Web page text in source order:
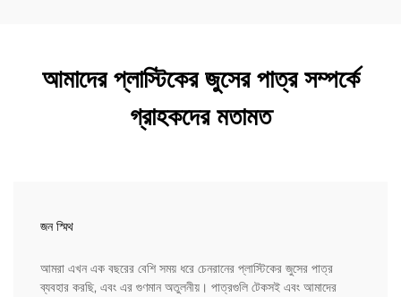
আমাদের প্লাস্টিকের জুসের পাত্র সম্পর্কে
গ্রাহকদের মতামত
জন স্মিথ
আমরা এখন এক বছরের বেশি সময় ধরে চেনরানের প্লাস্টিকের জুসের পাত্র
ব্যবহার করছি, এবং এর গুণমান অতুলনীয়। পাত্রগুলি টেকসই এবং আমাদের